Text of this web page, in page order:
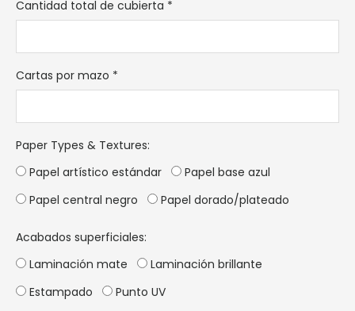
Cantidad total de cubierta *
Cartas por mazo *
Paper Types & Textures:
Papel artístico estándar
Papel base azul
Papel central negro
Papel dorado/plateado
Acabados superficiales:
Laminación mate
Laminación brillante
Estampado
Punto UV